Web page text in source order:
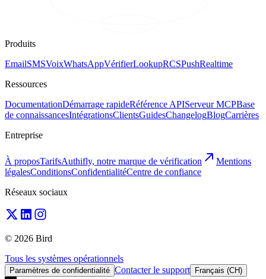
Produits
EmailSMSVoixWhatsAppVérifierLookupRCSPushRealtime
Ressources
DocumentationDémarrage rapideRéférence APIServeur MCPBase
de connaissancesIntégrationsClientsGuidesChangelogBlogCarrières
Entreprise
À proposTarifsAuthifly, notre marque de vérification
Mentions
légalesConditionsConfidentialitéCentre de confiance
Réseaux sociaux
© 2026 Bird
Tous les systèmes opérationnels
Paramètres de confidentialité Contacter le support Français (CH)